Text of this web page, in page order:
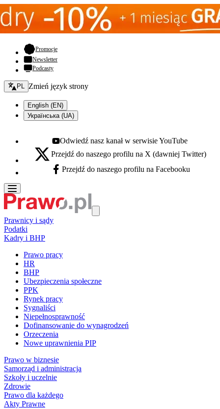
Promocje- otwiera się w nowej karcie
Newsletter
Podcasty
Zmień język - bieżący:
PL Zmień język strony
English (EN)
Українська (UA)
Youtube - otwiera się w nowej karcie
Odwiedź nasz kanał w serwisie YouTube
X - otwiera się w nowej karcie
Przejdź do naszego profilu na X (dawniej Twitter)
Facebook - otwiera się w nowej karcie
Przejdź do naszego profilu na Facebooku
Prawnicy i sądy
Podatki
Kadry i BHP
Prawo pracy
HR
BHP
Ubezpieczenia społeczne
PPK
Rynek pracy
Sygnaliści
Niepełnosprawność
Dofinansowanie do wynagrodzeń
Orzeczenia
Nowe uprawnienia PIP
Prawo w biznesie
Samorząd i administracja
Szkoły i uczelnie
Zdrowie
Prawo dla każdego
Akty Prawne